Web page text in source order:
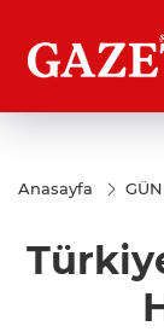
Anasayfa